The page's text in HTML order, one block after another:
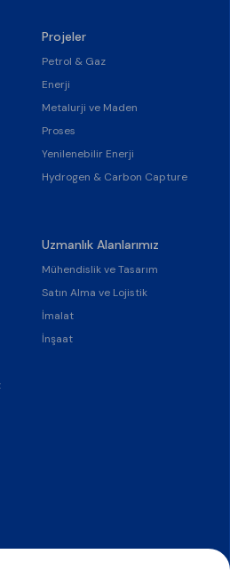
Projeler
Petrol & Gaz
Enerji
Metalurji ve Maden
Proses
Yenilenebilir Enerji
Hydrogen & Carbon Capture
Uzmanlık Alanlarımız
Mühendislik ve Tasarım
Satın Alma ve Lojistik
İmalat
İnşaat